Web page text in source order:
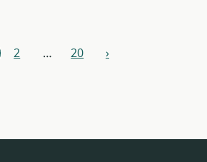
2 … 20 вперед
›